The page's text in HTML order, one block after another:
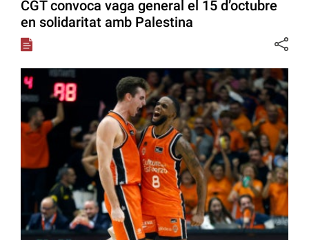
CGT convoca vaga general el 15 d’octubre
en solidaritat amb Palestina